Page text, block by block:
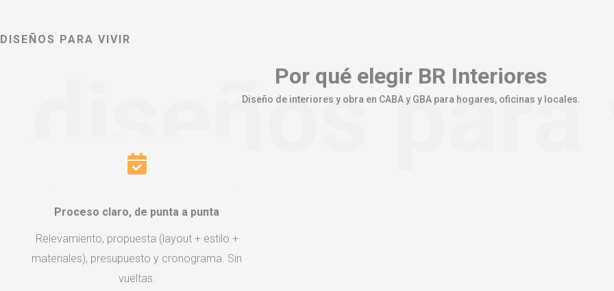
diseños
DISEÑOS PARA VIVIR
Por qué elegir BR Interiores
Diseño de interiores y obra en CABA y GBA para hogares, oficinas y locales.
Proceso claro, de punta a punta
Relevamiento, propuesta (layout + estilo +
materiales), presupuesto y cronograma. Sin
vueltas.